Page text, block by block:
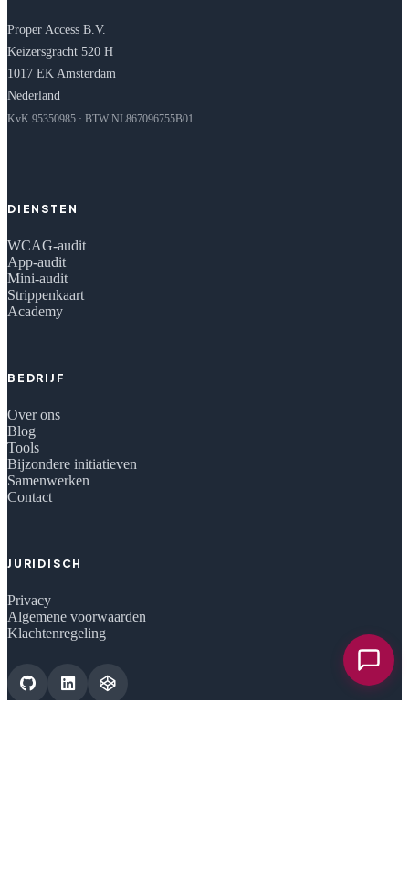
Proper Access B.V.
Keizersgracht 520 H
1017 EK Amsterdam
Nederland
KvK 95350985 · BTW NL867096755B01
DIENSTEN
WCAG-audit
App-audit
Mini-audit
Strippenkaart
Academy
BEDRIJF
Over ons
Blog
Tools
Bijzondere initiatieven
Samenwerken
Contact
JURIDISCH
Privacy
Algemene voorwaarden
Klachtenregeling
Chat